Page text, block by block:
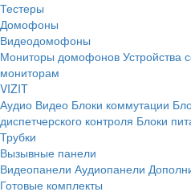
Тестеры
Домофоны
Видеодомофоны
Мониторы домофонов Устройства
мониторам
VIZIT
Аудио Видео Блоки коммутации
диспетчерского контроля Блоки
Трубки
Вызывные панели
Видеопанели Аудиопанели
Готовые комплекты